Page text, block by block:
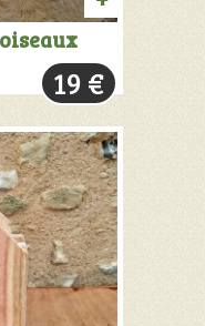
PANIER
19 €